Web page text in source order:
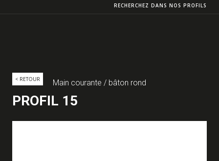
RECHERCHEZ DANS NOS PROFILS
< RETOUR Main courante / bâton rond
PROFIL 15